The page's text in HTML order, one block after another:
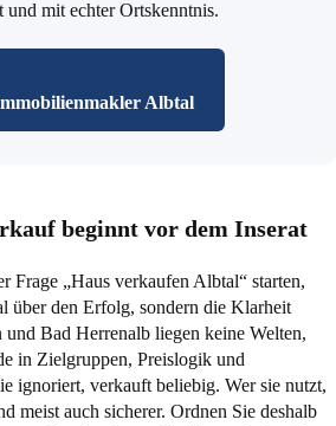
und mit echter Ortskenntnis.
Albtal
beginnt vor dem Inserat
Frage „Haus verkaufen Albtal“ starten,
über den Erfolg, sondern die Klarheit
Bad Herrenalb liegen keine Welten,
in Zielgruppen, Preislogik und
ignoriert, verkauft beliebig. Wer sie nutzt,
meist auch sicherer. Ordnen Sie deshalb